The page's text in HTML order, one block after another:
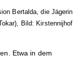
Bertalda, die Jägerin
Bild: Kirstennijhof
Etwa in dem